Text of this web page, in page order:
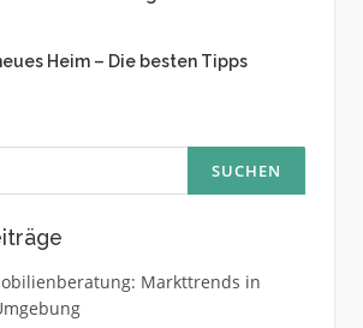
Heim – Die besten Tipps
Markttrends in